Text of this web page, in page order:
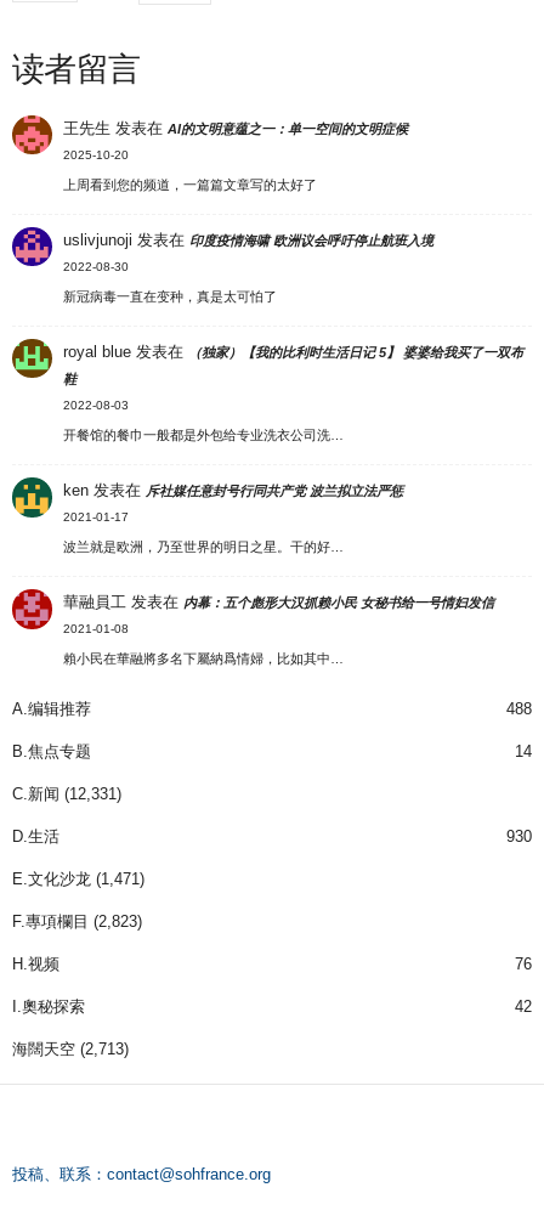
读者留言
王先生 发表在AI的文明意蕴之一：单一空间的文明症候
2025-10-20
上周看到您的频道，一篇篇文章写的太好了
uslivjunoji 发表在 印度疫情海啸 欧洲议会呼吁停止航班入境
2022-08-30
新冠病毒一直在变种，真是太可怕了
royal blue 发表在
（独家）【我的比利时生活日记 5】 婆婆给我买了一双布
鞋
2022-08-03
开餐馆的餐巾一般都是外包给专业洗衣公司洗…
ken 发表在 斥社媒任意封号行同共产党 波兰拟立法严惩
2021-01-17
波兰就是欧洲，乃至世界的明日之星。干的好…
華融員工 发表在 内幕：五个彪形大汉抓赖小民 女秘书给一号情妇发信
2021-01-08
賴小民在華融將多名下屬納爲情婦，比如其中…
A.编辑推荐 488
B.焦点专题 14
C.新闻 (12,331)
D.生活 930
E.文化沙龙 (1,471)
F.專項欄目 (2,823)
H.视频 76
I.奧秘探索 42
海闊天空 (2,713)
投稿、联系： contact@sohfrance.org